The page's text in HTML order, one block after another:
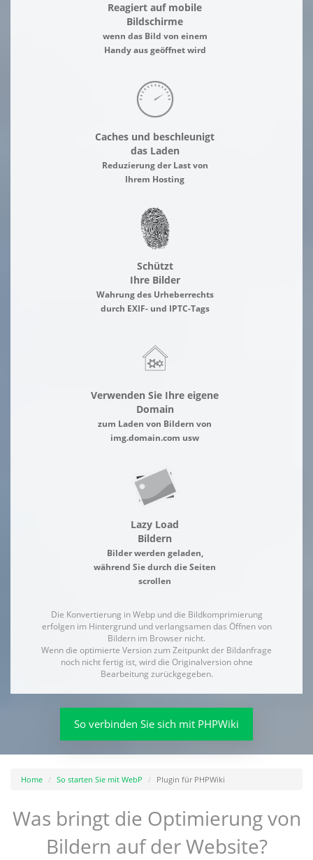
Reagiert auf mobile
Bildschirme
wenn das Bild von einem
Handy aus geöffnet wird
Caches und beschleunigt
das Laden
Reduzierung der Last von
Ihrem Hosting
Schützt
Ihre Bilder
Wahrung des Urheberrechts
durch EXIF- und IPTC-Tags
Verwenden Sie Ihre eigene
Domain
zum Laden von Bildern von
img.domain.com usw
Lazy Load
Bildern
Bilder werden geladen,
während Sie durch die Seiten
scrollen
Die Konvertierung in Webp und die Bildkomprimierung
erfolgen im Hintergrund und verlangsamen das Öffnen von
Bildern im Browser nicht.
Wenn die optimierte Version zum Zeitpunkt der Bildanfrage
noch nicht fertig ist, wird die Originalversion ohne
Bearbeitung zurückgegeben.
So verbinden Sie sich mit PHPWiki
Home So starten Sie mit WebP Plugin für PHPWiki
Was bringt die Optimierung von
Bildern auf der Website?